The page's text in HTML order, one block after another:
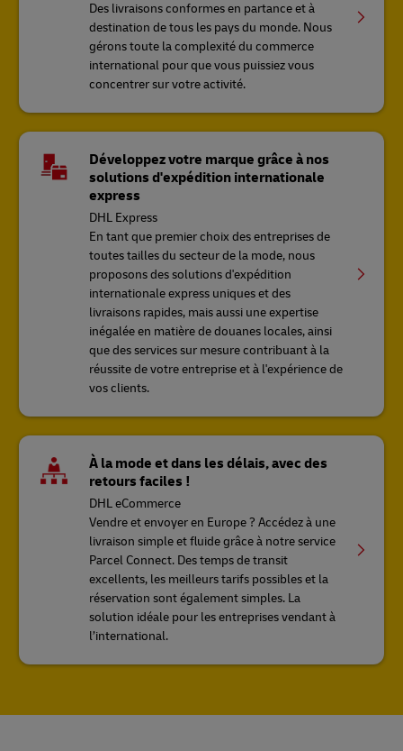
Des livraisons conformes en partance et à
destination de tous les pays du monde. Nous
gérons toute la complexité du commerce
international pour que vous puissiez vous
concentrer sur votre activité.
Développez votre marque grâce à nos
solutions d'expédition internationale
express
DHL Express
En tant que premier choix des entreprises de
toutes tailles du secteur de la mode, nous
proposons des solutions d'expédition
internationale express uniques et des
livraisons rapides, mais aussi une expertise
inégalée en matière de douanes locales, ainsi
que des services sur mesure contribuant à la
réussite de votre entreprise et à l'expérience de
vos clients.
À la mode et dans les délais, avec des
retours faciles !
DHL eCommerce
Vendre et envoyer en Europe ? Accédez à une
livraison simple et fluide grâce à notre service
Parcel Connect. Des temps de transit
excellents, les meilleurs tarifs possibles et la
réservation sont également simples. La
solution idéale pour les entreprises vendant à
l’international.